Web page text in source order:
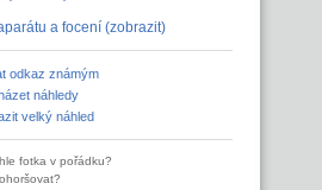
a focení (zobrazit)
odkaz známým
náhledy
velký náhled
fotka v pořádku?